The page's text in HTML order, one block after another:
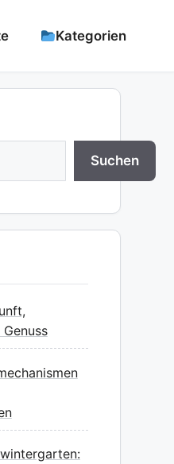
Kategorien
Suchen